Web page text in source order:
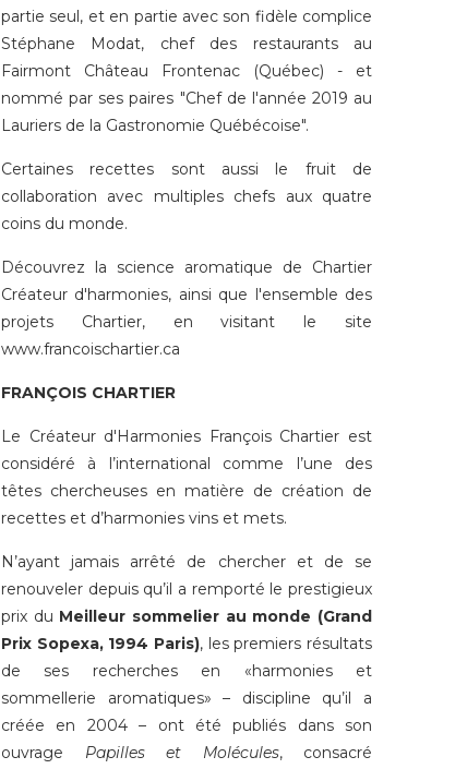
partie seul, et en partie avec son fidèle complice
Stéphane Modat, chef des restaurants au
Fairmont Château Frontenac (Québec) - et
nommé par ses paires "Chef de l'année 2019 au
Lauriers de la Gastronomie Québécoise".
Certaines recettes sont aussi le fruit de
collaboration avec multiples chefs aux quatre
coins du monde.
Découvrez la science aromatique de Chartier
Créateur d'harmonies, ainsi que l'ensemble des
projets Chartier, en visitant le site
www.francoischartier.ca
FRANÇOIS CHARTIER
Le Créateur d'Harmonies François Chartier est
considéré à l’international comme l’une des
têtes chercheuses en matière de création de
recettes et d’harmonies vins et mets.
N’ayant jamais arrêté de chercher et de se
renouveler depuis qu’il a remporté le prestigieux
prix du Meilleur sommelier au monde (Grand
Prix Sopexa, 1994 Paris), les premiers résultats
de ses recherches en «harmonies et
sommellerie aromatiques» – discipline qu’il a
créée en 2004 – ont été publiés dans son
ouvrage Papilles et Molécules, consacré